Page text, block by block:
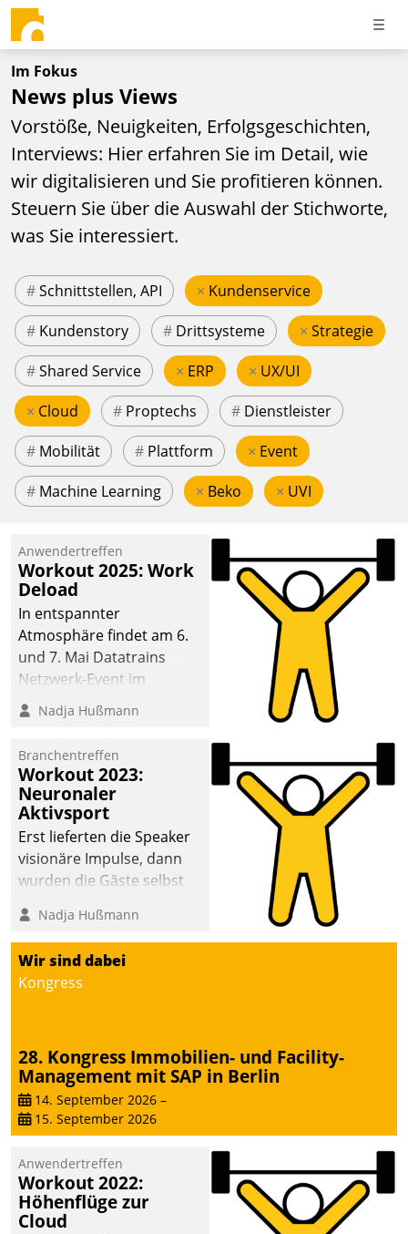
Im Fokus
News plus Views
Vorstöße, Neuigkeiten, Erfolgsgeschichten,
Interviews: Hier erfahren Sie im Detail, wie
wir digitalisieren und Sie profitieren können.
Steuern Sie über die Auswahl der Stichworte,
was Sie interessiert.
#Schnittstellen, API × Kundenservice
# Kundenstory # Drittsysteme × Strategie
#Shared Service × ERP × UX/UI
× Cloud # Proptechs # Dienstleister
# Mobilität # Plattform × Event
# Machine Learning × Beko × UVI
Anwendertreffen
Workout 2025: Work
Deload
In entspannter
Atmosphäre findet am 6.
und 7. Mai Datatrains
Netzwerk-Event im
Kunden- und Partnerkreis
statt. Zentrale Frage: Wie
Mammutprojekte
meistern und Workloads
wuppen – bei zunehmend
anspruchsvollen
Aufgaben und
abnehmendem
Nadja Hußmann
Branchentreffen
Workout 2023:
Neuronaler
Aktivsport
Erst lieferten die Speaker
visionäre Impulse, dann
wurden die Gäste selbst
methodisch
Vernetzungsideen fürs
Quartier. Dazwischen
zeigte Datatrain, was es
Nadja Hußmann
Wir sind dabei
Kongress
28. Kongress Immobilien- und Facility-
Management mit SAP in Berlin
14. September 2026 –
15. September 2026
Anwendertreffen
Workout 2022:
Höhenflüge zur
Cloud